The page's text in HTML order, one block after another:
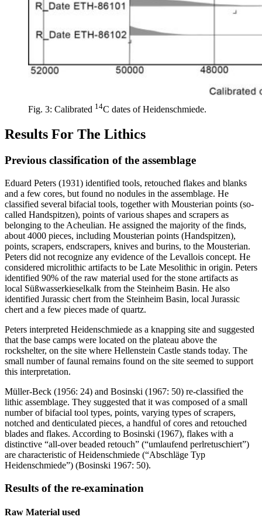
Fig. 3: Calibrated 14C dates of Heidenschmiede.
Results For The Lithics
Previous classification of the assemblage
Eduard Peters (1931) identified tools, retouched flakes and blanks
and a few cores, but found no nodules in the assemblage. He
classified several bifacial tools, together with Mousterian points (so-
called Handspitzen), points of various shapes and scrapers as
belonging to the Acheulian. He assigned the majority of the finds,
about 4000 pieces, including Mousterian points (Handspitzen),
points, scrapers, endscrapers, knives and burins, to the Mousterian.
Peters did not recognize any evidence of the Levallois concept. He
considered microlithic artifacts to be Late Mesolithic in origin. Peters
identified 90% of the raw material used for the stone artifacts as
local Süßwasserkieselkalk from the Steinheim Basin. He also
identified Jurassic chert from the Steinheim Basin, local Jurassic
chert and a few pieces made of quartz.
Peters interpreted Heidenschmiede as a knapping site and suggested
that the base camps were located on the plateau above the
rockshelter, on the site where Hellenstein Castle stands today. The
small number of faunal remains found on the site seemed to support
this interpretation.
Müller-Beck (1956: 24) and Bosinski (1967: 50) re-classified the
lithic assemblage. They suggested that it was composed of a small
number of bifacial tool types, points, varying types of scrapers,
notched and denticulated pieces, a handful of cores and retouched
blades and flakes. According to Bosinski (1967), flakes with a
distinctive “all-over beaded retouch” (“umlaufend perlretuschiert”)
are characteristic of Heidenschmiede (“Abschläge Typ
Heidenschmiede”) (Bosinski 1967: 50).
Results of the re-examination
Raw Material used